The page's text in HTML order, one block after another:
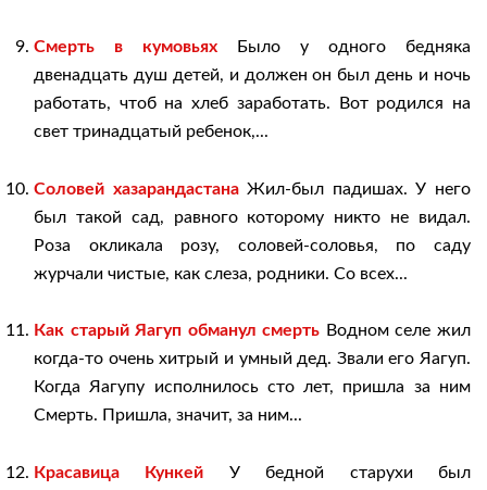
Смерть в кумовьях Было у одного бедняка
двенадцать душ детей, и должен он был день и ночь
работать, чтоб на хлеб заработать. Вот родился на
свет тринадцатый ребенок,...
Соловей хазарандастанаЖил-был падишах. У него
был такой сад, равного которому никто не видал.
Роза окликала розу, соловей-соловья, по саду
журчали чистые, как слеза, родники. Со всех...
Как старый Яагуп обманул смерть Водном селе жил
когда-то очень хитрый и умный дед. Звали его Яагуп.
Когда Яагупу исполнилось сто лет, пришла за ним
Смерть. Пришла, значит, за ним...
Красавица Кункей У бедной старухи был